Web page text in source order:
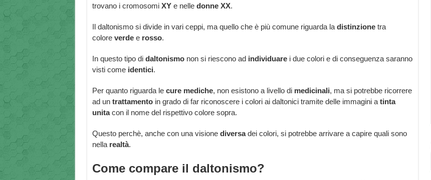
trovano i cromosomi XYe nelle donne XX.
Il daltonismo si divide in vari ceppi, ma quello che è più comune riguarda la distinzionetra
colore verdee rosso.
In questo tipo di daltonismonon si riescono ad individuarei due colori e di conseguenza saranno
visti come identici.
Per quanto riguarda le cure mediche, non esistono a livello di medicinali, ma si potrebbe ricorrere
ad un trattamentoin grado di far riconoscere i colori ai daltonici tramite delle immagini a tinta
unitacon il nome del rispettivo colore sopra.
Questo perchè, anche con una visione diversadei colori, si potrebbe arrivare a capire quali sono
nella realtà.
Come compare il daltonismo?